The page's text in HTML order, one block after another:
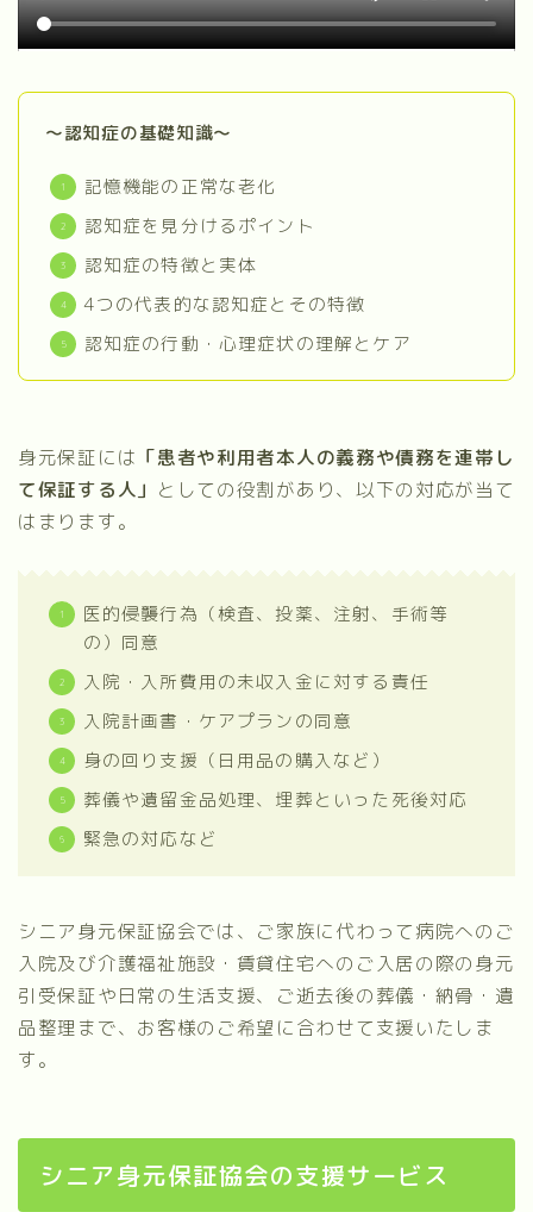
就職の際の身元保証
永代供養墓
～認知症の基礎知識～
記憶機能の正常な老化
認知症を見分けるポイント
認知症の特徴と実体
4つの代表的な認知症とその特徴
認知症の行動・心理症状の理解とケア
身元保証には 「患者や利用者本人の義務や債務を連帯し
て保証する人」 としての役割があり、以下の対応が当て
はまります。
医的侵襲行為（検査、投薬、注射、手術等
の）同意
入院・入所費用の未収入金に対する責任
入院計画書・ケアプランの同意
身の回り支援（日用品の購入など）
葬儀や遺留金品処理、埋葬といった死後対応
緊急の対応など
シニア身元保証協会では、ご家族に代わって病院へのご
入院及び介護福祉施設・賃貸住宅へのご入居の際の身元
引受保証や日常の生活支援、ご逝去後の葬儀・納骨・遺
品整理まで、お客様のご希望に合わせて支援いたしま
す。
シニア身元保証協会の支援サービス